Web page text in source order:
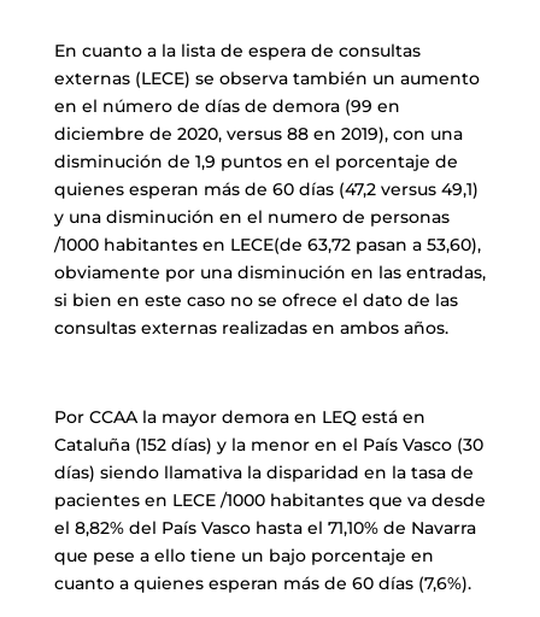
En cuanto a la lista de espera de consultas
externas (LECE) se observa también un aumento
en el número de días de demora (99 en
diciembre de 2020, versus 88 en 2019), con una
disminución de 1,9 puntos en el porcentaje de
quienes esperan más de 60 días (47,2 versus 49,1)
y una disminución en el numero de personas
/1000 habitantes en LECE(de 63,72 pasan a 53,60),
obviamente por una disminución en las entradas,
si bien en este caso no se ofrece el dato de las
consultas externas realizadas en ambos años.
Por CCAA la mayor demora en LEQ está en
Cataluña (152 días) y la menor en el País Vasco (30
días) siendo llamativa la disparidad en la tasa de
pacientes en LECE /1000 habitantes que va desde
el 8,82% del País Vasco hasta el 71,10% de Navarra
que pese a ello tiene un bajo porcentaje en
cuanto a quienes esperan más de 60 días (7,6%).